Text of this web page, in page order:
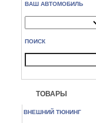
ВАШ АВТОМОБИЛЬ
ПОИСК
ТОВАРЫ
ВНЕШНИЙ ТЮНИНГ